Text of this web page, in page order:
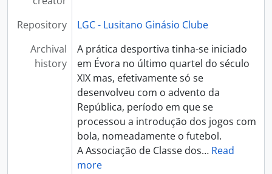
Repository
LGC - Lusitano Ginásio Clube
Archival
history
A prática desportiva tinha-se iniciado
em Évora no último quartel do século
XIX mas, efetivamente só se
desenvolveu com o advento da
República, período em que se
processou a introdução dos jogos com
bola, nomeadamente o futebol.
A Associação de Classe dos… Read
more